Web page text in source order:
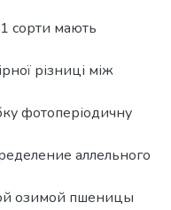
сорти мають
різниці між
фотоперіодичну
аллельного
озимой пшеницы